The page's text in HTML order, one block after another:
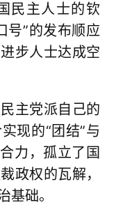
民主人士的钦
号”的发布顺应
步人士达成空
主党派自己的
现的“团结”与
力，孤立了国
政权的瓦解，
基础。